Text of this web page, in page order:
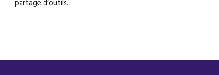
partage d’outils.